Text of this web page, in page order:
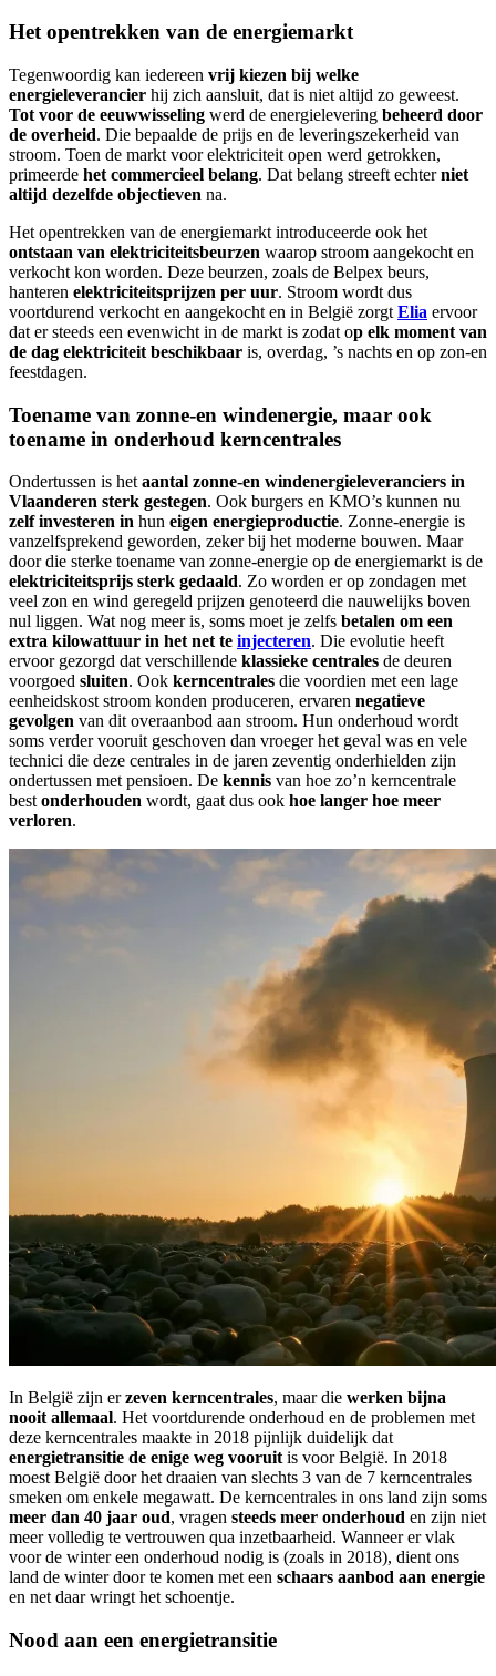
Het opentrekken van de energiemarkt
Tegenwoordig kan iedereen vrij kiezen bij welke
energieleverancier hij zich aansluit, dat is niet altijd zo geweest.
Tot voor de eeuwwisseling werd de energielevering beheerd door
de overheid. Die bepaalde de prijs en de leveringszekerheid van
stroom. Toen de markt voor elektriciteit open werd getrokken,
primeerde het commercieel belang. Dat belang streeft echterniet
altijd dezelfde objectieven na.
Het opentrekken van de energiemarkt introduceerde ook het
ontstaan van elektriciteitsbeurzen waarop stroom aangekocht en
verkocht kon worden. Deze beurzen, zoals de Belpex beurs,
hanteren elektriciteitsprijzen per uur. Stroom wordt dus
voortdurend verkocht en aangekocht en in België zorgt Elia ervoor
dat er steeds een evenwicht in de markt is zodat op elk moment van
de dag elektriciteit beschikbaar is, overdag, ’s nachts en op zon-en
feestdagen.
Toename van zonne-en windenergie, maar ook
toename in onderhoud kerncentrales
Ondertussen is het aantal zonne-en windenergieleveranciers in
Vlaanderen sterk gestegen. Ook burgers en KMO’s kunnen nu
zelf investeren in hun eigen energieproductie. Zonne-energie is
vanzelfsprekend geworden, zeker bij het moderne bouwen. Maar
door die sterke toename van zonne-energie op de energiemarkt is de
elektriciteitsprijs sterk gedaald. Zo worden er op zondagen met
veel zon en wind geregeld prijzen genoteerd die nauwelijks boven
nul liggen. Wat nog meer is, soms moet je zelfs betalen om een
extra kilowattuur in het net te injecteren. Die evolutie heeft
ervoor gezorgd dat verschillende klassieke centrales de deuren
voorgoed sluiten. Ook kerncentrales die voordien met een lage
eenheidskost stroom konden produceren, ervaren negatieve
gevolgen van dit overaanbod aan stroom. Hun onderhoud wordt
soms verder vooruit geschoven dan vroeger het geval was en vele
technici die deze centrales in de jaren zeventig onderhielden zijn
ondertussen met pensioen. De kennis van hoe zo’n kerncentrale
best onderhouden wordt, gaat dus ook hoe langer hoe meer
verloren.
In België zijn erzeven kerncentrales, maar die werken bijna
nooit allemaal. Het voortdurende onderhoud en de problemen met
deze kerncentrales maakte in 2018 pijnlijk duidelijk dat
energietransitie de enige weg vooruit is voor België. In 2018
moest België door het draaien van slechts 3 van de 7 kerncentrales
smeken om enkele megawatt. De kerncentrales in ons land zijn soms
meer dan 40 jaar oud, vragen steeds meer onderhoud en zijn niet
meer volledig te vertrouwen qua inzetbaarheid. Wanneer er vlak
voor de winter een onderhoud nodig is (zoals in 2018), dient ons
land de winter door te komen met een schaars aanbod aan energie
en net daar wringt het schoentje.
Nood aan een energietransitie